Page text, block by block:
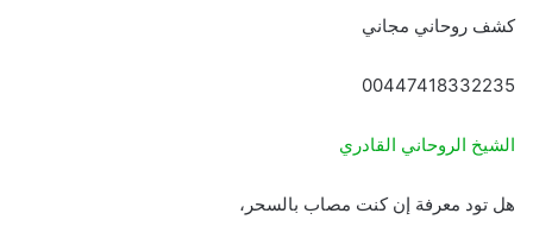
كشف روحاني مجاني
00447418332235
الشيخ الروحاني القادري
هل تود معرفة إن كنت مصاب بالسحر،